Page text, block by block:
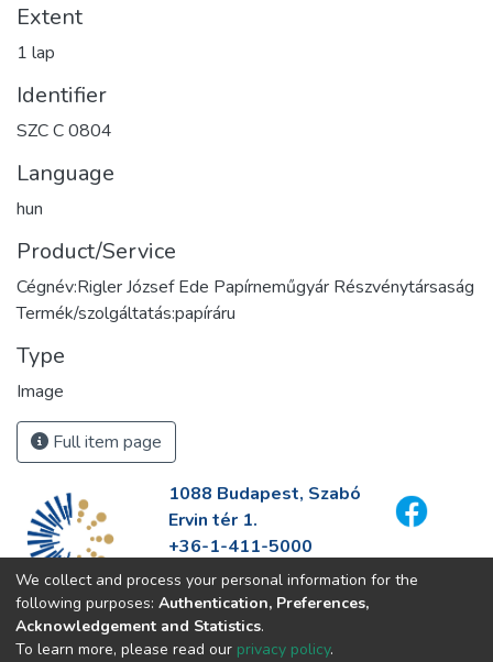
Extent
1 lap
Identifier
SZC C 0804
Language
hun
Product/Service
Cégnév:Rigler József Ede Papírneműgyár Részvénytársaság
Termék/szolgáltatás:papíráru
Type
Image
Full item page
1088 Budapest, Szabó
Ervin tér 1.
+36-1-411-5000
info@fszek.hu
https://fszek.hu
We collect and process your personal information for the
following purposes: Authentication, Preferences,
Acknowledgement and Statistics.
To learn more, please read our privacy policy.